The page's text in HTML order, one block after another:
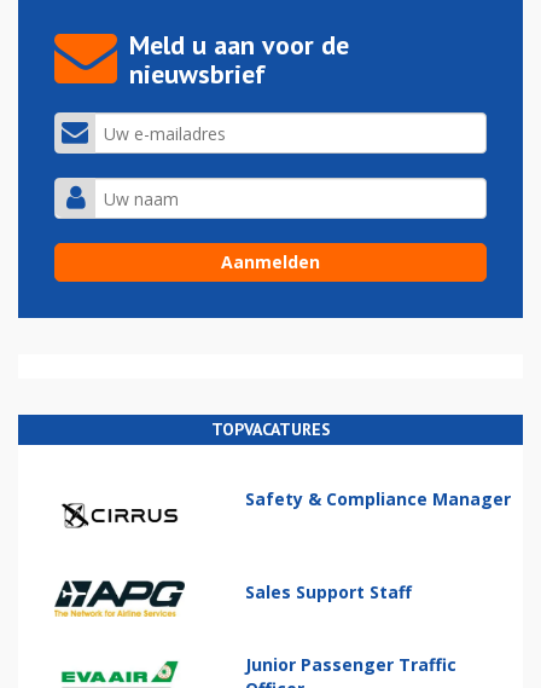
Meld u aan voor de
nieuwsbrief
TOPVACATURES
Safety & Compliance Manager
Sales Support Staff
Junior Passenger Traffic